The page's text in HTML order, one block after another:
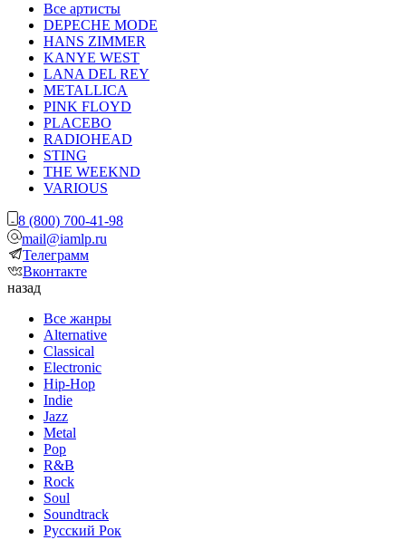
Все артисты
DEPECHE MODE
HANS ZIMMER
KANYE WEST
LANA DEL REY
METALLICA
PINK FLOYD
PLACEBO
RADIOHEAD
STING
THE WEEKND
VARIOUS
8 (800) 700-41-98
mail@iamlp.ru
Телеграмм
Вконтакте
назад
Все жанры
Alternative
Classical
Electronic
Hip-Hop
Indie
Jazz
Metal
Pop
R&B
Rock
Soul
Soundtrack
Русский Рок